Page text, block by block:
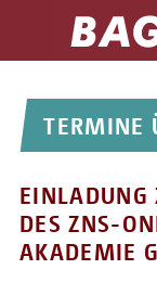
TERMINE
EINLADUNG
DES ZNS-
AKADEMIE